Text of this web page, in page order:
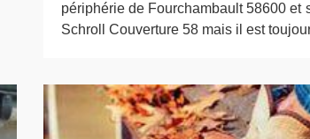
périphérie de Fourchambault 58600 et
Schroll Couverture 58 mais il est